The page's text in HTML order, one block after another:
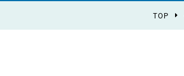
TOP